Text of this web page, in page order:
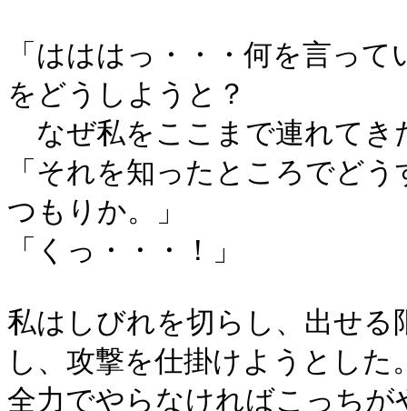
「はははっ・・・何を言っ
をどうしようと？
なぜ私をここまで連れてき
「それを知ったところでど
つもりか。」
「くっ・・・！」
私はしびれを切らし、出せ
し、攻撃を仕掛けようとした
全力でやらなければこっち